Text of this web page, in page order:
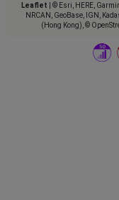
Leaflet
© Esri, HERE,
NRCAN, GeoBase, IGN,
(Hong Kong), ©